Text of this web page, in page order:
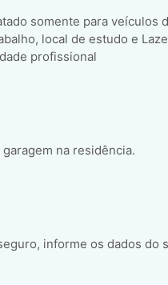
somente para veículos
local de estudo e
profissional
na residência.
informe os dados do